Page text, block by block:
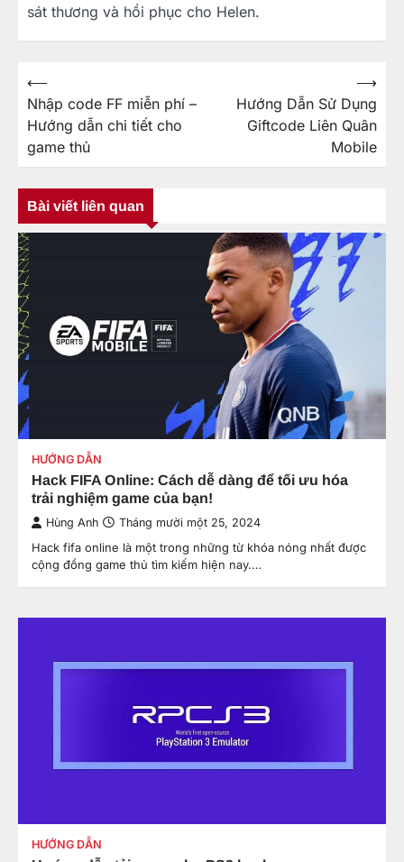
sát thương và hồi phục cho Helen.
Điều
hướng
bài
viết
⟵
Nhập code FF miễn phí –
Hướng dẫn chi tiết cho
game thủ
Hướng Dẫn Sử Dụng
Giftcode Liên Quân
Mobile
⟶
Bài viết liên quan
HƯỚNG DẪN
Hack FIFA Online: Cách dễ dàng để tối ưu hóa
trải nghiệm game của bạn!
Hùng Anh Tháng mười một 25, 2024
Hack fifa online là một trong những từ khóa nóng nhất được
cộng đồng game thủ tìm kiếm hiện nay.…
HƯỚNG DẪN